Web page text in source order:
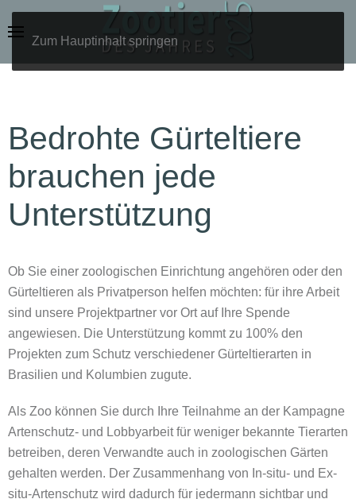
Zum Hauptinhalt springen
Bedrohte Gürteltiere
brauchen jede
Unterstützung
Ob Sie einer zoologischen Einrichtung angehören oder den
Gürteltieren als Privatperson helfen möchten: für ihre Arbeit
sind unsere Projektpartner vor Ort auf Ihre Spende
angewiesen. Die Unterstützung kommt zu 100% den
Projekten zum Schutz verschiedener Gürteltierarten in
Brasilien und Kolumbien zugute.
Als Zoo können Sie durch Ihre Teilnahme an der Kampagne
Artenschutz- und Lobbyarbeit für weniger bekannte Tierarten
betreiben, deren Verwandte auch in zoologischen Gärten
gehalten werden. Der Zusammenhang von In-situ- und Ex-
situ-Artenschutz wird dadurch für jedermann sichtbar und